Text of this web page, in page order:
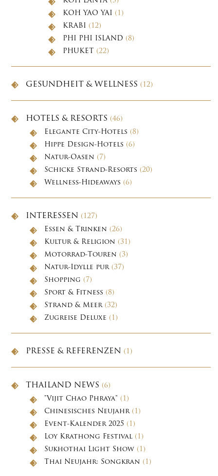
KOH YAO YAI (1)
KRABI (12)
PHI PHI ISLAND (8)
PHUKET (22)
GESUNDHEIT & WELLNESS (12)
HOTELS & RESORTS (46)
Elegante City-Hotels (8)
Hippe Design-Hotels (6)
Natur-Oasen (7)
Schicke Strand-Resorts (20)
Wellness-Hideaways (6)
INTERESSEN (127)
Essen & Trinken (26)
Kultur & Religion (31)
Motorrad-Touren (3)
Natur-Idylle pur(37)
Shopping (7)
Sport & Fitness (8)
Strand & Meer(32)
Zugreise Deluxe (1)
PRESSE & REFERENZEN (1)
THAILAND NEWS (6)
"Vijit Chao Phraya" (1)
Chinesisches Neujahr(1)
Event-Kalender 2025 (1)
Loy Krathong Festival (1)
Sukhothai Light Show (1)
Thai Neujahr: Songkran (1)